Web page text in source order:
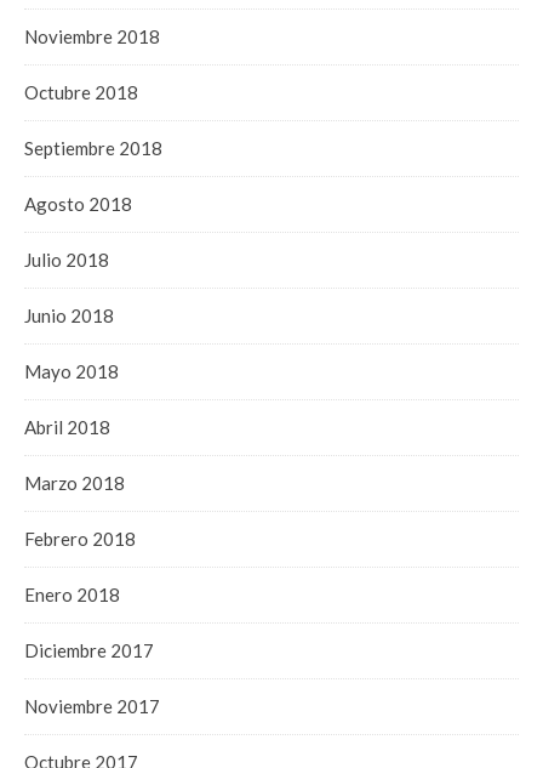
Noviembre 2018
Octubre 2018
Septiembre 2018
Agosto 2018
Julio 2018
Junio 2018
Mayo 2018
Abril 2018
Marzo 2018
Febrero 2018
Enero 2018
Diciembre 2017
Noviembre 2017
Octubre 2017